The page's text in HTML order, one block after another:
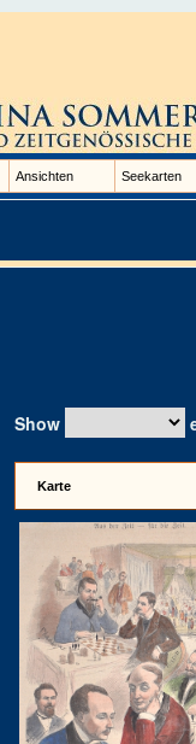
Ansichten Seekarten
Show
Karte